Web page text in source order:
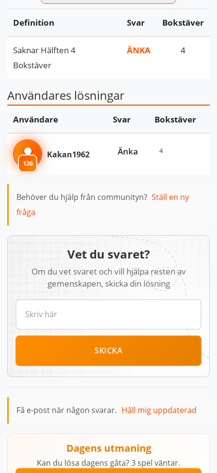
Definition Svar Bokstäver
Saknar Hälften 4
Bokstäver
ÄNKA 4
Användares lösningar
Användare Svar Bokstäver
126
Kakan1962 Änka 4
Behöver du hjälp från communityn? Ställ en ny
fråga
Vet du svaret?
Om du vet svaret och vill hjälpa resten av
gemenskapen, skicka din lösning
SKICKA
Få e-post när någon svarar. Håll mig uppdaterad
Dagens utmaning
Kan du lösa dagens gåta? 3 spel väntar.